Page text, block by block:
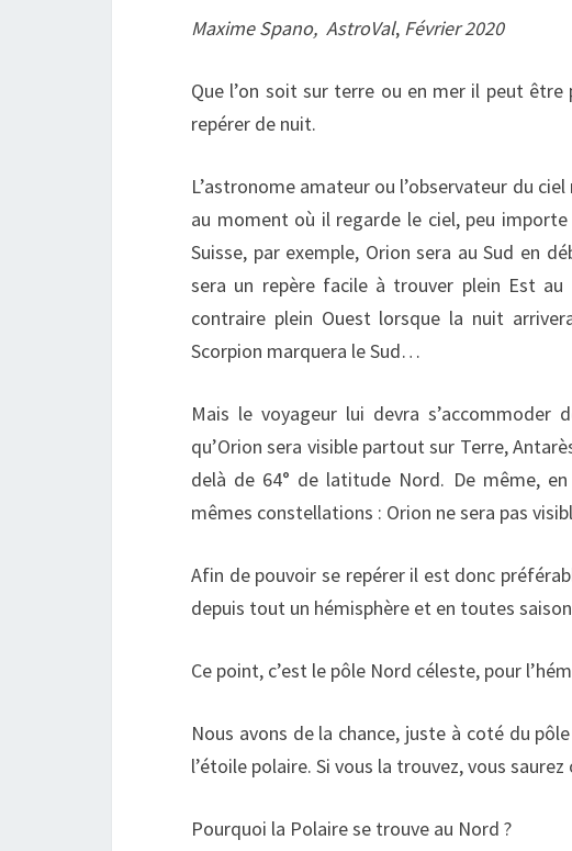
Maxime Spano, AstroVal, Février 2020
Que l’on soit sur terre ou en mer il peut
repérer de nuit.
L’astronome amateur ou l’observateur du
au moment où il regarde le ciel, peu
Suisse, par exemple, Orion sera au Sud en
sera un repère facile à trouver plein Est
contraire plein Ouest lorsque la nuit
Scorpion marquera le Sud…
Mais le voyageur lui devra s’accommoder
qu’Orion sera visible partout sur Terre,
delà de 64° de latitude Nord. De même,
mêmes constellations : Orion ne sera pas
Afin de pouvoir se repérer il est donc
depuis tout un hémisphère et en toutes
Ce point, c’est le pôle Nord céleste, pour
Nous avons de la chance, juste à coté du
l’étoile polaire. Si vous la trouvez, vous
Pourquoi la Polaire se trouve au Nord ?